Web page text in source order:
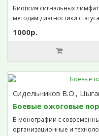
Биопсия сигнальных
методам диагностики
1000р.
Сидельников В.О.,
Боевые ожоговые
В монографии с
организационные и